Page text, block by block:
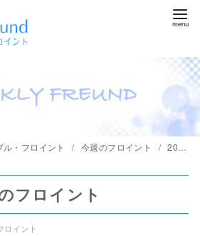
・フロイント 今週のフロイント 2005年4月2日のフロイント
フロイント
ロイント